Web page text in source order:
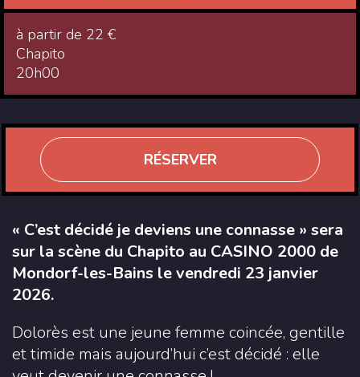
à partir de 22 €
Chapito
20h00
RÉSERVER
« C’est décidé je deviens une connasse » sera
sur la scène du Chapito au CASINO 2000 de
Mondorf-les-Bains le vendredi 23 janvier
2026.
Dolorès est une jeune femme coincée, gentille
et timide mais aujourd’hui c’est décidé : elle